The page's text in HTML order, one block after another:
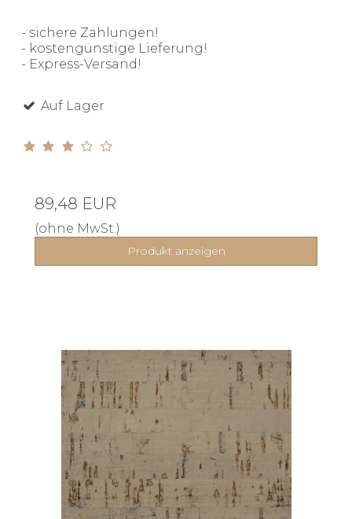
- sichere Zahlungen!
- kostengünstige Lieferung!
- Express-Versand!
Auf Lager
89,48 EUR
(ohne MwSt.)
Produkt anzeigen